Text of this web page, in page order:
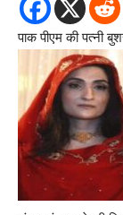
पाक पीएम की पत्नी